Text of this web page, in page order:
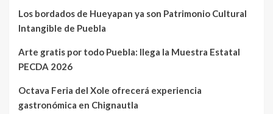
Los bordados de Hueyapan ya son Patrimonio Cultural
Intangible de Puebla
Arte gratis por todo Puebla: llega la Muestra Estatal
PECDA 2026
Octava Feria del Xole ofrecerá experiencia
gastronómica en Chignautla